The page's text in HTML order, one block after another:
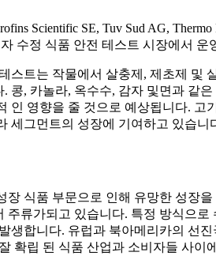
Scientific SE, Tuv Sud AG,
자 수정 식품 안전 테스트 시장에서
스트는 작물에서 살충제, 제초제 및
콩, 카놀라, 옥수수, 감자 및면과 같
인 영향을 줄 것으로 예상됩니다.
세그먼트의 성장에 기여하고 있습니
장 식품 부문으로 인해 유망한 성장
주류가되고 있습니다. 특정 방식으
생합니다. 유럽과 북아메리카의 선
확립 된 식품 산업과 소비자들 사